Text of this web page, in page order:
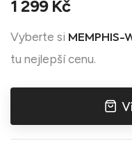
1 299 Kč
Vyberte si MEMPHIS-
tu nejlepší cenu.